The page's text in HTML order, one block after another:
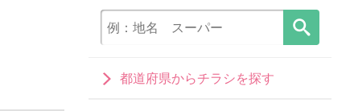
都道府県からチラシを探す